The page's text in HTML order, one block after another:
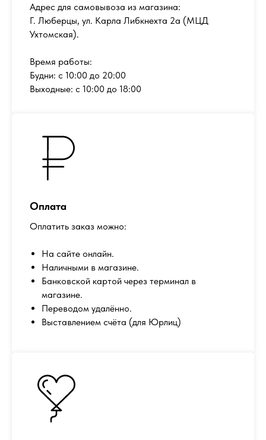
Адрес для самовывоза из магазина:
Г. Люберцы, ул. Карла Либкнехта 2а (МЦД
Ухтомская).
Время работы:
Будни: с 10:00 до 20:00
Выходные: с 10:00 до 18:00
Оплата
Оплатить заказ можно:
На сайте онлайн.
Наличными в магазине.
Банковской картой через терминал в
магазине.
Переводом удалённо.
Выставлением счёта (для Юрлиц)